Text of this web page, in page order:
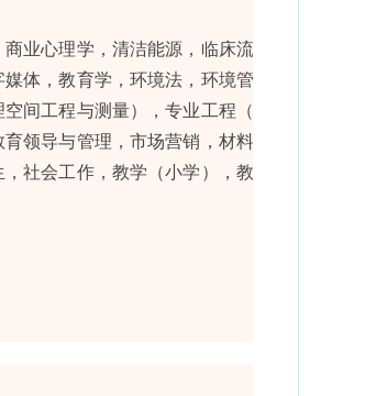
业心理学，清洁能源，临床流行
体，教育学，环境法，环境管理
间工程与测量），专业工程（机
领导与管理，市场营销，材料科
社会工作，教学（小学），教学